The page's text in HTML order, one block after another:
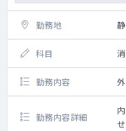
勤務地
科目
勤務内容
勤務内容詳細